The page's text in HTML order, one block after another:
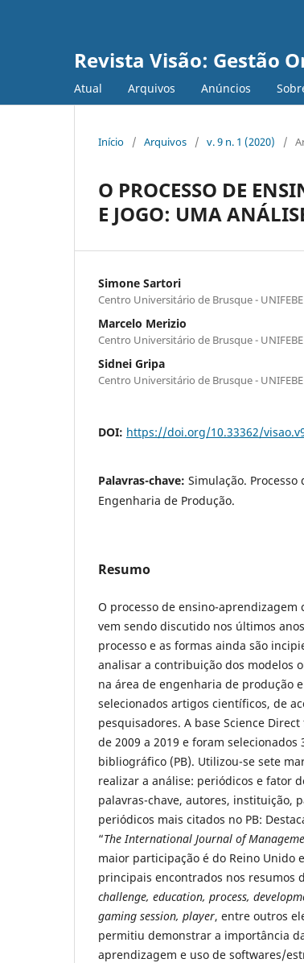
Revista Visão: Gestão
Atual Arquivos Anúncios
Início / Arquivos / v. 9 n. 1 (2020) /
O PROCESSO DE
E JOGO: UMA
Simone Sartori
Centro Universitário de Brusque - UNIFEBE
Marcelo Merizio
Centro Universitário de Brusque - UNIFEBE
Sidnei Gripa
Centro Universitário de Brusque - UNIFEBE
DOI: https://doi.org/10.33362/
Palavras-chave: Simulação.
Engenharia de Produção.
Resumo
O processo de ensino-
vem sendo discutido nos últimos
processo e as formas ainda são
analisar a contribuição dos modelos
na área de engenharia de produção
selecionados artigos científicos, de
pesquisadores. A base Science
de 2009 a 2019 e foram
bibliográfico (PB). Utilizou-se sete
realizar a análise: periódicos e fator
palavras-chave, autores, instituição,
periódicos mais citados no PB:
“The International Journal of
maior participação é do Reino Unido
principais encontrados nos resumos
challenge, education, process,
gaming session, player, entre outros
permitiu demonstrar a importância
aprendizagem e uso de softwares/